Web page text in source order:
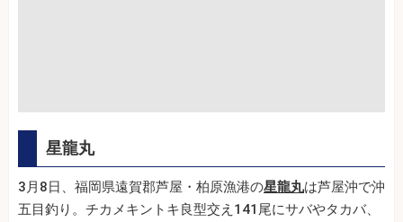
星龍丸
3月8日、福岡県遠賀郡芦屋・柏原漁港の星龍丸は芦屋沖で沖
五目釣り。チカメキントキ良型交え141尾にサバやタカバ、